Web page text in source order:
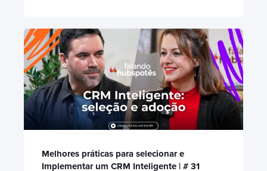
Melhores práticas para selecionar e
Implementar um CRM Inteligente | # 31